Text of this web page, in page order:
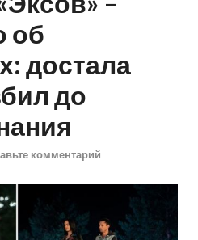
об
достала
до
комментарий